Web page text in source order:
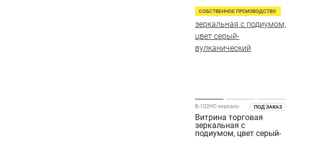
СОБСТВЕННОЕ ПРОИЗВОДСТВО
ПОД ЗАКАЗ
В-102НС-зеркало
Витрина торговая
зеркальная с
подиумом, цвет серый-